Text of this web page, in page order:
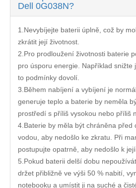
Dell 0G038N?
1.Nevybíjejte baterii úplně, což by
zkrátit její životnost.
2.Pro prodloužení životnosti baterie
pro úsporu energie. Například snižte
to podmínky dovolí.
3.Během nabíjení a vybíjení je
generuje teplo a baterie by neměla
prostředí s příliš vysokou nebo příliš
4.Baterie by měla být chráněna před
vodou, aby nedošlo ke zkratu. Při
postupujte opatrně, aby nedošlo k
5.Pokud baterii delší dobu
držet přibližně ve výši 50 % nabití,
notebooku a umístit ji na suché a